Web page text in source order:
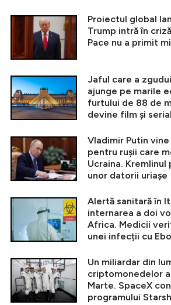
Proiectul global
Trump intră în
Pace nu a primit
Jaful care a
ajunge pe marile
furtului de 88 de
devine film și serial
Vladimir Putin
pentru rușii care
Ucraina.
unor datorii uriașe
Alertă sanitară în
internarea a doi
Africa. Medicii
unei infecții cu
Un miliardar din
criptomonedelor
Marte. SpaceX
programului